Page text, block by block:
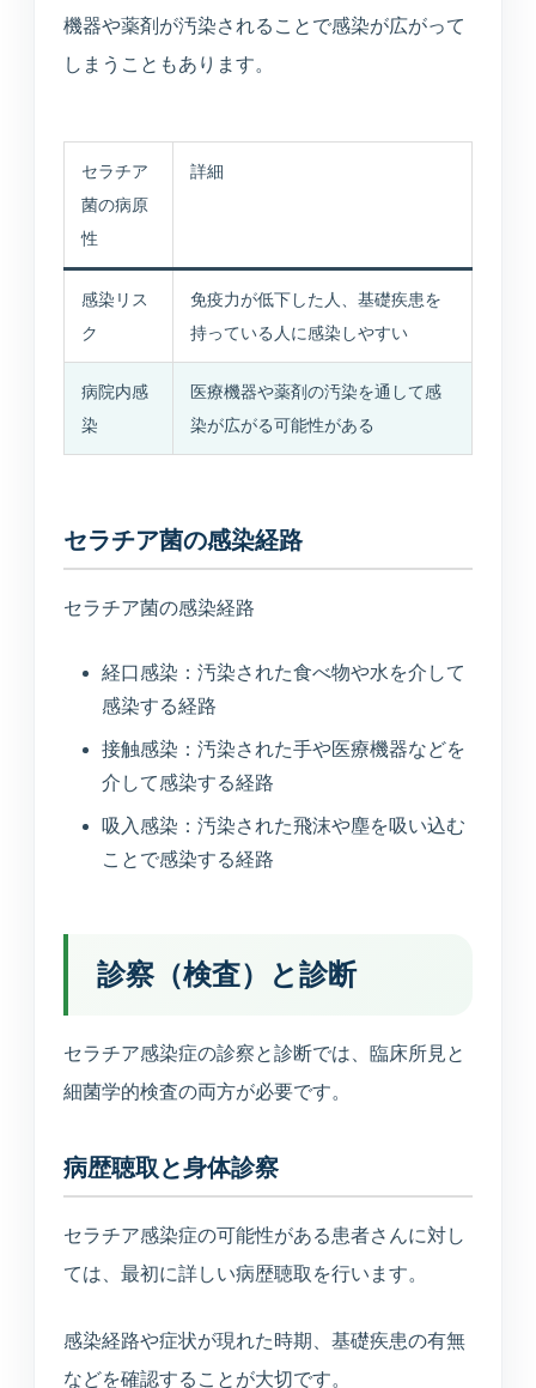
機器や薬剤が汚染されることで感染が広がって
しまうこともあります。
セラチア
菌の病原
性
詳細
感染リス
ク
免疫力が低下した人、基礎疾患を
持っている人に感染しやすい
病院内感
染
医療機器や薬剤の汚染を通して感
染が広がる可能性がある
セラチア菌の感染経路
セラチア菌の感染経路
経口感染：汚染された食べ物や水を介して
感染する経路
接触感染：汚染された手や医療機器などを
介して感染する経路
吸入感染：汚染された飛沫や塵を吸い込む
ことで感染する経路
診察（検査）と診断
セラチア感染症の診察と診断では、臨床所見と
細菌学的検査の両方が必要です。
病歴聴取と身体診察
セラチア感染症の可能性がある患者さんに対し
ては、最初に詳しい病歴聴取を行います。
感染経路や症状が現れた時期、基礎疾患の有無
などを確認することが大切です。